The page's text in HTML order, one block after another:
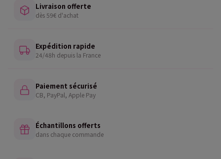
Livraison offerte
dès 59€ d'achat
Expédition rapide
24/48h depuis la France
Paiement sécurisé
CB, PayPal, Apple Pay
Échantillons offerts
dans chaque commande